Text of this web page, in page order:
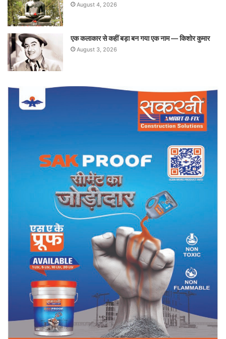
August 4, 2026
एक कलाकार से कहीं बड़ा बन गया एक नाम — किशोर कुमार
August 3, 2026